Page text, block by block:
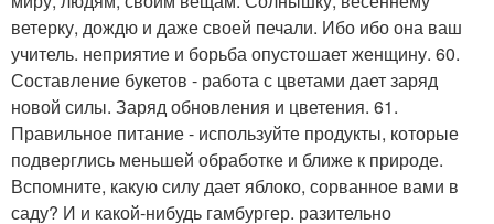
ветерку, дождю и даже своей печали. Ибо ибо она ваш
учитель. неприятие и борьба опустошает женщину. 60.
Составление букетов - работа с цветами дает заряд
новой силы. Заряд обновления и цветения. 61.
Правильное питание - используйте продукты, которые
подверглись меньшей обработке и ближе к природе.
Вспомните, какую силу дает яблоко, сорванное вами в
саду? И и какой-нибудь гамбургер. разительно